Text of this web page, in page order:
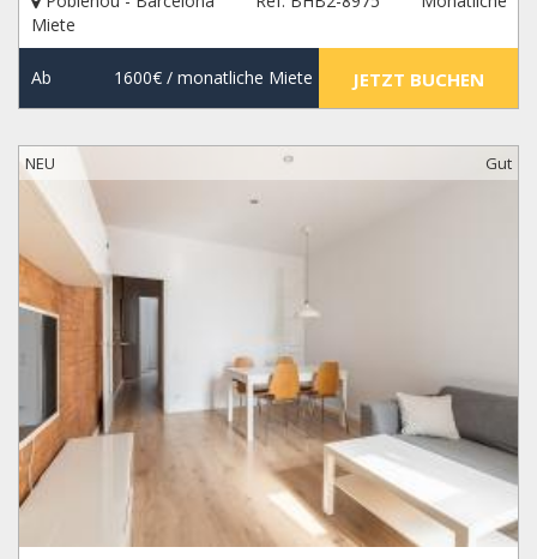
Miete
Ab 1600€/ monatliche Miete JETZT BUCHEN
NEU Gut